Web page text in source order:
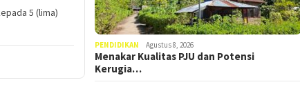
5 (lima)
PENDIDIKAN Agustus 8, 2026
Menakar Kualitas PJU dan Potensi
Kerugia…